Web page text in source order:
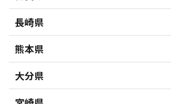
長崎県
熊本県
大分県